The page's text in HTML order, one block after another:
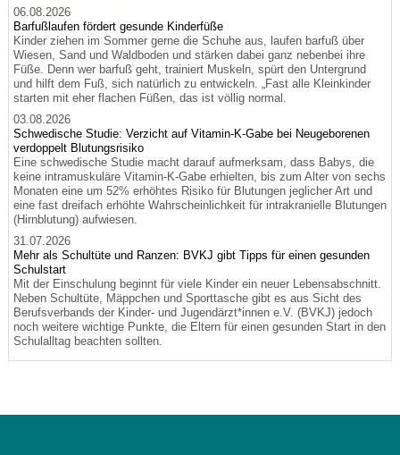
06.08.2026
Barfußlaufen fördert gesunde Kinderfüße
Kinder ziehen im Sommer gerne die Schuhe aus, laufen barfuß über
Wiesen, Sand und Waldboden und stärken dabei ganz nebenbei ihre
Füße. Denn wer barfuß geht, trainiert Muskeln, spürt den Untergrund
und hilft dem Fuß, sich natürlich zu entwickeln. „Fast alle Kleinkinder
starten mit eher flachen Füßen, das ist völlig normal.
03.08.2026
Schwedische Studie: Verzicht auf Vitamin-K-Gabe bei Neugeborenen
verdoppelt Blutungsrisiko
Eine schwedische Studie macht darauf aufmerksam, dass Babys, die
keine intramuskuläre Vitamin-K-Gabe erhielten, bis zum Alter von sechs
Monaten eine um 52% erhöhtes Risiko für Blutungen jeglicher Art und
eine fast dreifach erhöhte Wahrscheinlichkeit für intrakranielle Blutungen
(Hirnblutung) aufwiesen.
31.07.2026
Mehr als Schultüte und Ranzen: BVKJ gibt Tipps für einen gesunden
Schulstart
Mit der Einschulung beginnt für viele Kinder ein neuer Lebensabschnitt.
Neben Schultüte, Mäppchen und Sporttasche gibt es aus Sicht des
Berufsverbands der Kinder- und Jugendärzt*innen e.V. (BVKJ) jedoch
noch weitere wichtige Punkte, die Eltern für einen gesunden Start in den
Schulalltag beachten sollten.